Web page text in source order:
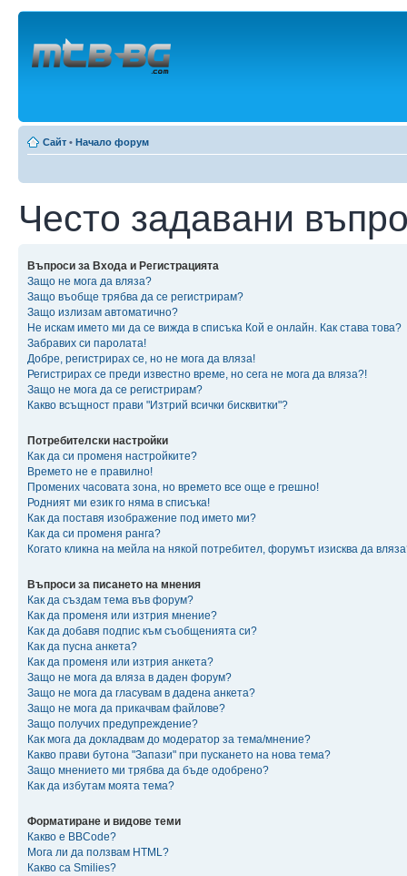
Сайт • Начало форум
Често задавани
Въпроси за Входа и Регистрацията
Защо не мога да вляза?
Защо въобще трябва да се регистрирам?
Защо излизам автоматично?
Не искам името ми да се вижда в списъка Кой е онлайн. Как става това?
Забравих си паролата!
Добре, регистрирах се, но не мога да вляза!
Регистрирах се преди известно време, но сега не мога да вляза?!
Защо не мога да се регистрирам?
Какво всъщност прави "Изтрий всички бисквитки"?
Потребителски настройки
Как да си променя настройките?
Времето не е правилно!
Промених часовата зона, но времето все още е грешно!
Родният ми език го няма в списъка!
Как да поставя изображение под името ми?
Как да си променя ранга?
Когато кликна на мейла на някой потребител, форумът изисква да
Въпроси за писането на мнения
Как да създам тема във форум?
Как да променя или изтрия мнение?
Как да добавя подпис към съобщенията си?
Как да пусна анкета?
Как да променя или изтрия анкета?
Защо не мога да вляза в даден форум?
Защо не мога да гласувам в дадена анкета?
Защо не мога да прикачвам файлове?
Защо получих предупреждение?
Как мога да докладвам до модератор за тема/мнение?
Какво прави бутона "Запази" при пускането на нова тема?
Защо мнението ми трябва да бъде одобрено?
Как да избутам моята тема?
Форматиране и видове теми
Какво е BBCode?
Мога ли да ползвам HTML?
Какво са Smilies?